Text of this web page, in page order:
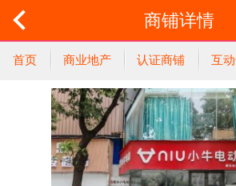
商铺详情
首页 商业地产 认证商铺 互